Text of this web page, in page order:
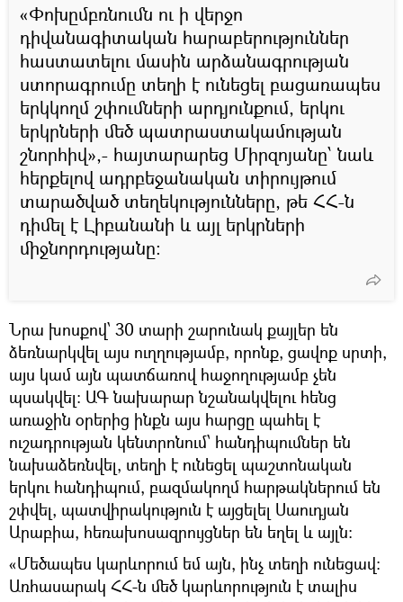
«Փոխըմբռնումն ու ի վերջո
դիվանագիտական հարաբերություններ
հաստատելու մասին արձանագրության
ստորագրումը տեղի է ունեցել բացառապես
երկկողմ շփումների արդյունքում, երկու
երկրների մեծ պատրաստակամության
շնորհիվ»,- հայտարարեց Միրզոյանը՝ նաև
հերքելով ադրբեջանական տիրույթում
տարածված տեղեկությունները, թե ՀՀ-ն
դիմել է Լիբանանի և այլ երկրների
միջնորդությանը։
Նրա խոսքով՝ 30 տարի շարունակ քայլեր են
ձեռնարկվել այս ուղղությամբ, որոնք, ցավոք սրտի,
այս կամ այն պատճառով հաջողությամբ չեն
պսակվել։ ԱԳ նախարար նշանակվելու հենց
առաջին օրերից ինքն այս հարցը պահել է
ուշադրության կենտրոնում՝ հանդիպումներ են
նախաձեռնվել, տեղի է ունեցել պաշտոնական
երկու հանդիպում, բազմակողմ հարթակներում են
շփվել, պատվիրակություն է այցելել Սաուդյան
Արաբիա, հեռախոսազրույցներ են եղել և այլն։
«Մեծապես կարևորում եմ այն, ինչ տեղի ունեցավ։
Առհասարակ ՀՀ-ն մեծ կարևորություն է տալիս